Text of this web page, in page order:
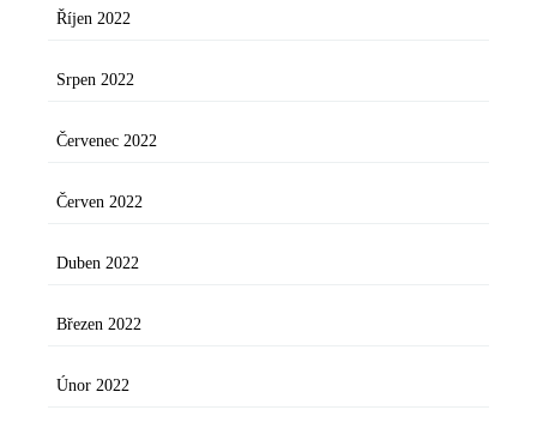
Říjen 2022
Srpen 2022
Červenec 2022
Červen 2022
Duben 2022
Březen 2022
Únor 2022